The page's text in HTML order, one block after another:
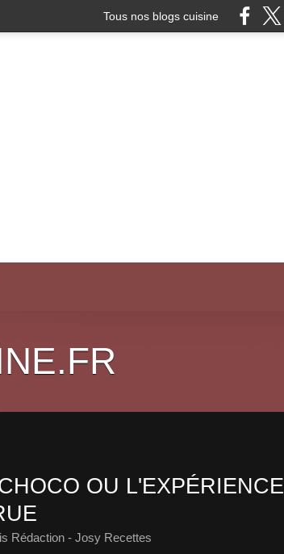
Tous nos blogs cuisine
OU L'EXPÉRIENCE
Rédaction - Josy Recettes